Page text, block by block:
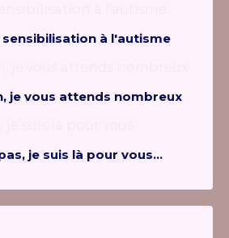
à l'autisme
je vous attends nombreux
je suis là pour vous...